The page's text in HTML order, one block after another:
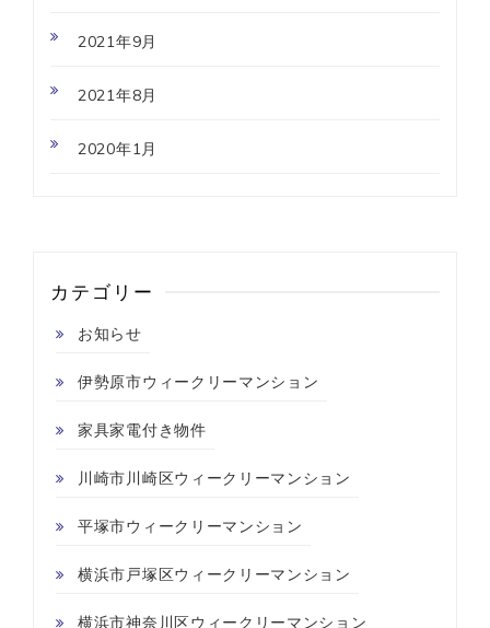
2021年9月
2021年8月
2020年1月
カテゴリー
お知らせ
伊勢原市ウィークリーマンション
家具家電付き物件
川崎市川崎区ウィークリーマンション
平塚市ウィークリーマンション
横浜市戸塚区ウィークリーマンション
横浜市神奈川区ウィークリーマンション